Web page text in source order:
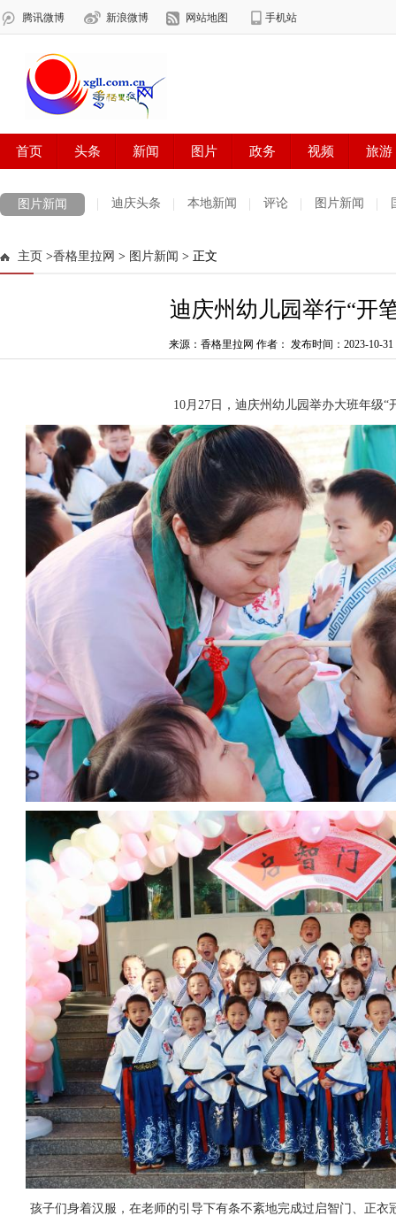
图片新闻 迪庆头条 本地新闻 评论 图片新闻
主页 >香格里拉网 > 图片新闻 > 正文
迪庆州幼儿园举行“开
来源：香格里拉网 作者： 发布时间：2023-10-31
10月27日，迪庆州幼儿园举办大班年级“
孩子们身着汉服，在老师的引导下有条不紊地完成过启智门、正衣